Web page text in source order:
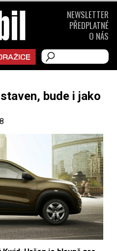
bude i jako
NEWSLETTER
PŘEDPLATNÉ
O NÁS